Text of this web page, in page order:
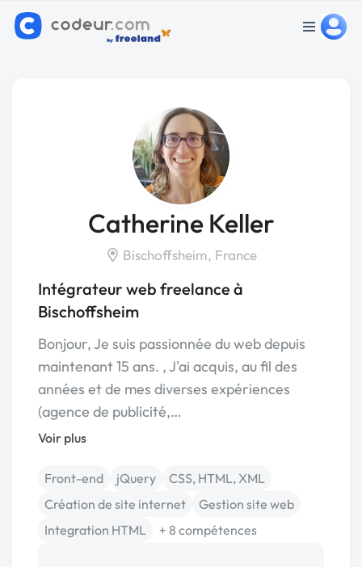
Catherine Keller
Bischoffsheim, France
Intégrateur web freelance à
Bischoffsheim
Bonjour, Je suis passionnée du web depuis
maintenant 15 ans. , J'ai acquis, au fil des
années et de mes diverses expériences
(agence de publicité,…
Voir plus
Front-end jQuery
CSS, HTML, XML
Création de site internet
Gestion site web
Integration HTML
+ 8 compétences